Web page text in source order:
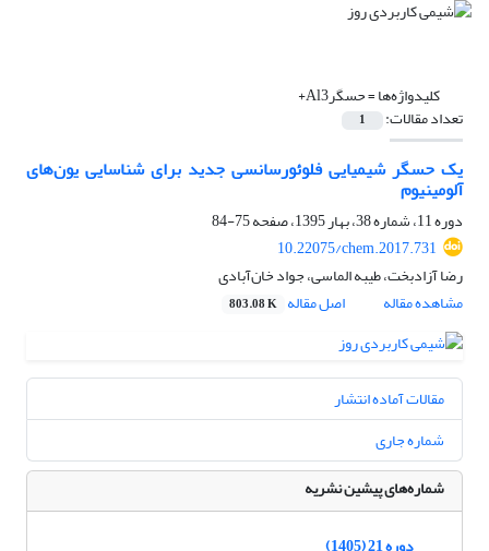
کلیدواژه‌ها =حسگرAl3+
تعداد مقالات: 1
یک حسگر شیمیایی فلوئورسانسی جدید برای شناسایی یون‌های
آلومینیوم
دوره 11، شماره 38، بهار 1395، صفحه
75-84
10.22075/chem.2017.731
رضا آزادبخت، طیبه الماسی، جواد خان‌آبادی
مشاهده مقاله
اصل مقاله 803.08 K
مقالات آماده انتشار
شماره جاری
شماره‌های پیشین نشریه